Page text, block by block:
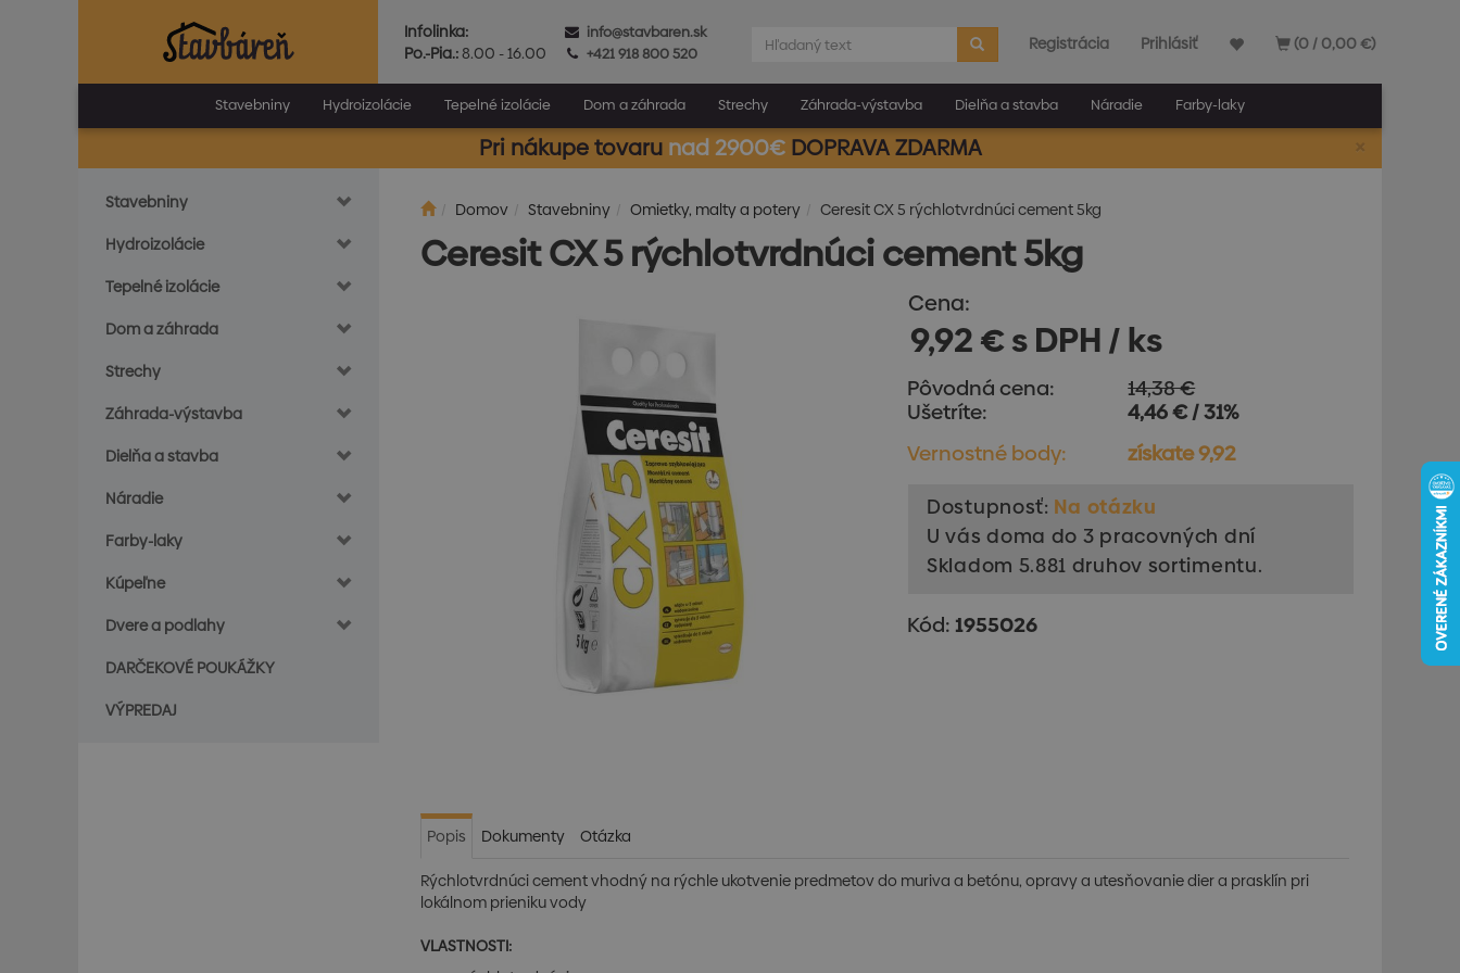
Pri nákupe tovaru nad 2900€DOPRAVA ZDARMA
Infolinka:
Po.-Pia.:8.00 - 16.00
info@stavbaren.sk
+421 918 800 520
(0 / 0,00 €)
Registrácia Prihlásiť
Stavebniny Hydroizolácie Tepelné izolácie Dom a záhrada Strechy Záhrada-výstavba Dielňa a stavba Náradie Farby-laky
Stavebniny
Hydroizolácie
Tepelné izolácie
Dom a záhrada
Strechy
Záhrada-výstavba
Dielňa a stavba
Náradie
Farby-laky
Kúpeľne
Dvere a podlahy
DARČEKOVÉ POUKÁŽKY
VÝPREDAJ
Domov Stavebniny Omietky, malty a potery Ceresit CX 5 rýchlotvrdnúci cement 5kg
Ceresit CX 5 rýchlotvrdnúci cement 5kg
Cena:
9,92 € s DPH / ks
Pôvodná cena:
14,38 €
Ušetríte:
4,46 € / 31%
Vernostné body:
získate 9,92
Dostupnosť: Na otázku
U vás doma do 3 pracovných dní
Skladom 5.881 druhov sortimentu.
Kód: 1955026
Popis Dokumenty Otázka
Rýchlotvrdnúci cement vhodný na rýchle ukotvenie predmetov do muriva a betónu, opravy a utesňovanie dier a prasklín pri
lokálnom prieniku vody
VLASTNOSTI: